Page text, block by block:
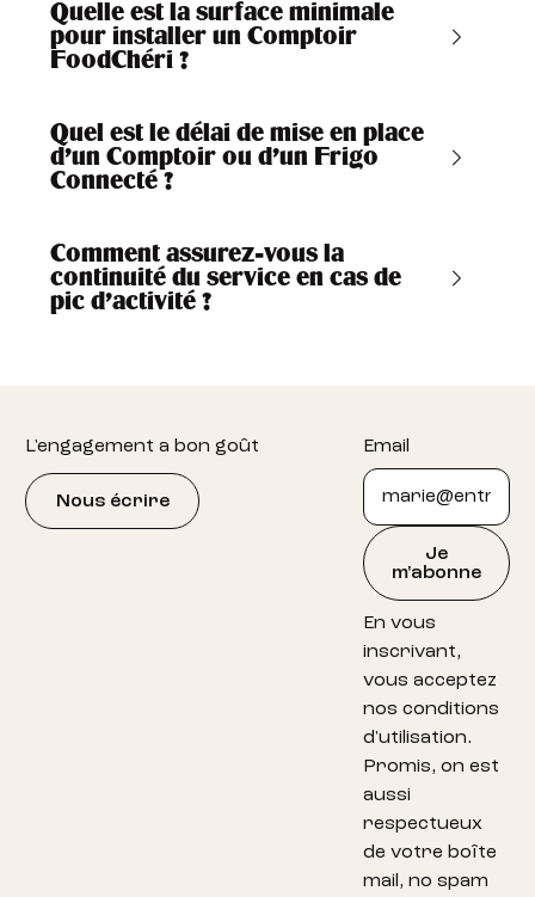
Quelle est la surface minimale
pour installer un Comptoir
FoodChéri ?
Quel est le délai de mise en place
d'un Comptoir ou d’un Frigo
Connecté ?
Comment assurez-vous la
continuité du service en cas de
pic d'activité ?
L'engagement a bon goût
Nous écrire
Email
Je
m'abonne
En vous
inscrivant,
vous acceptez
nos conditions
d'utilisation.
Promis, on est
aussi
respectueux
de votre boîte
mail, no spam